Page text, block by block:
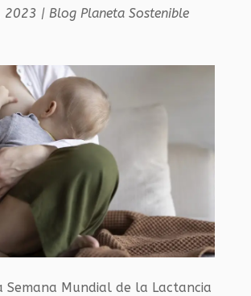
2023 | Blog Planeta Sostenible
Semana Mundial de la Lactancia